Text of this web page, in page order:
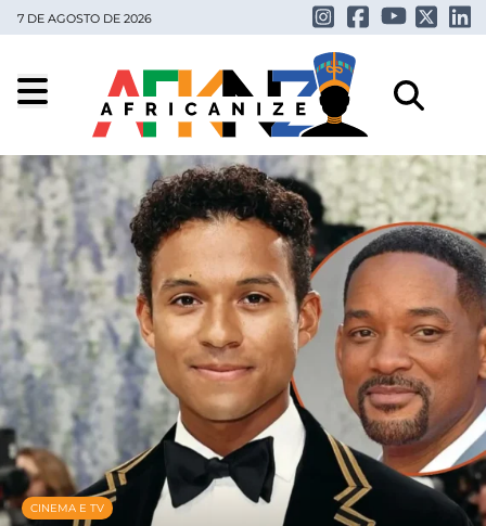
7 DE AGOSTO DE 2026
CINEMA E TV